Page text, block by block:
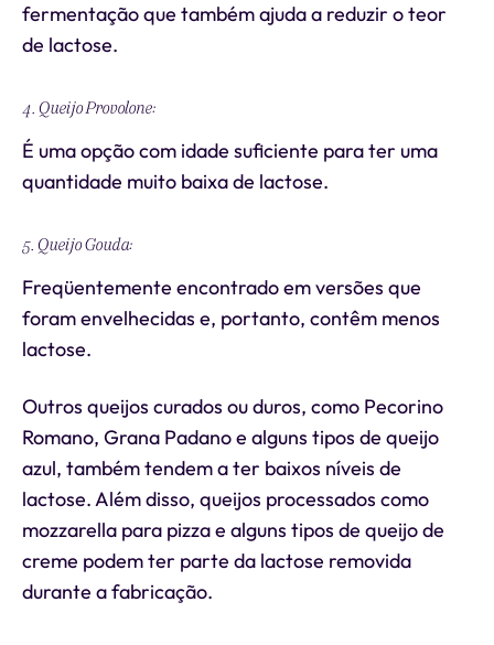
fermentação que também ajuda a reduzir o teor
de lactose.
4. Queijo Provolone:
É uma opção com idade suficiente para ter uma
quantidade muito baixa de lactose.
5. Queijo Gouda:
Freqüentemente encontrado em versões que
foram envelhecidas e, portanto, contêm menos
lactose.
Outros queijos curados ou duros, como Pecorino
Romano, Grana Padano e alguns tipos de queijo
azul, também tendem a ter baixos níveis de
lactose. Além disso, queijos processados como
mozzarella para pizza e alguns tipos de queijo de
creme podem ter parte da lactose removida
durante a fabricação.